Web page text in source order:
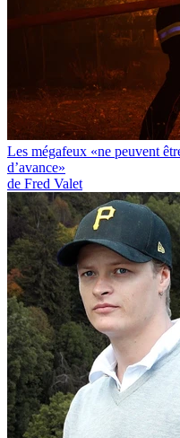
Les mégafeux «ne peuvent
d’avance»
de Fred Valet